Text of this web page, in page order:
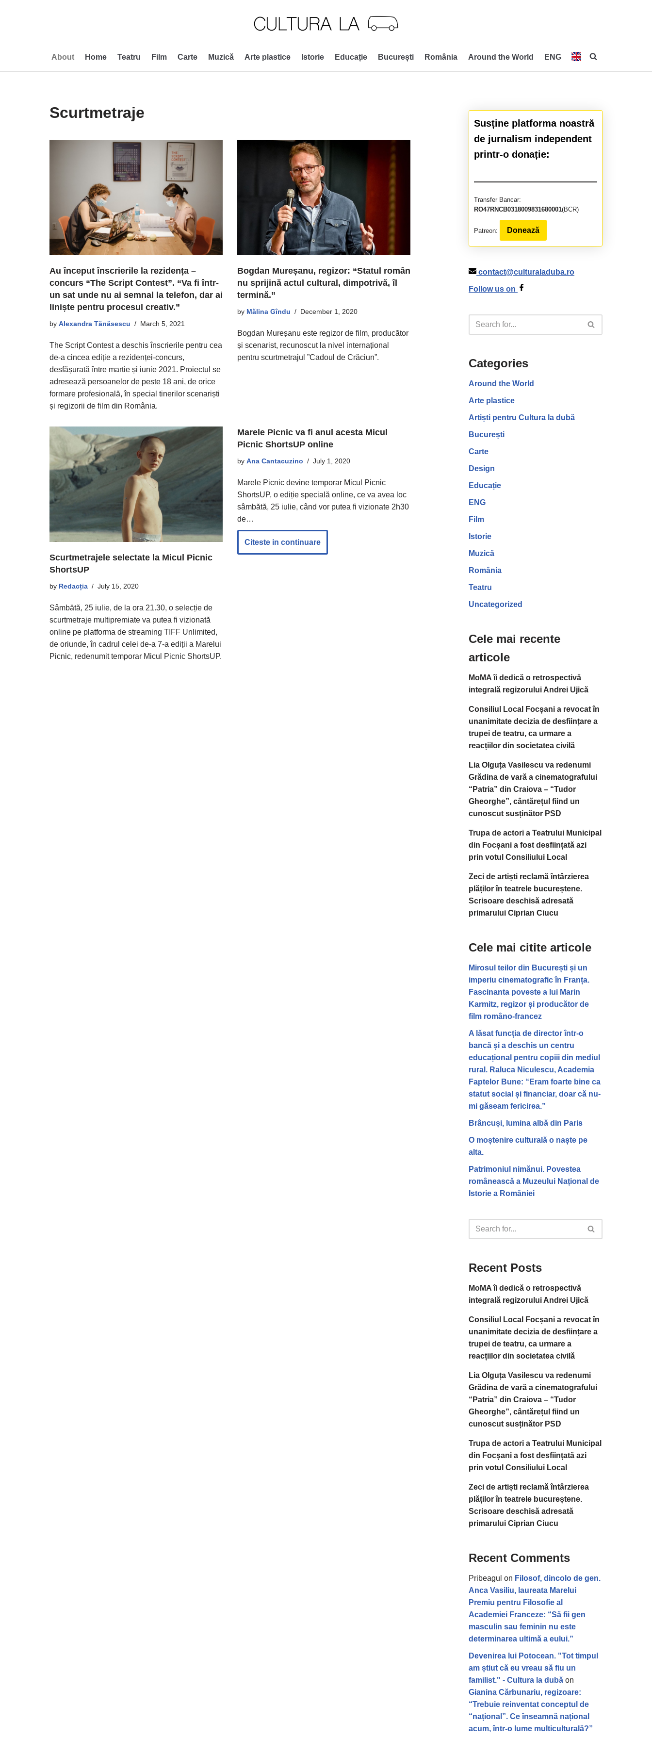
About Home Teatru Film Carte Muzică Arte plastice Istorie Educație București România Around the World ENG
Scurtmetraje
Au început înscrierile la rezidența –
concurs “The Script Contest”. “Va fi într-
un sat unde nu ai semnal la telefon, dar ai
liniște pentru procesul creativ.”
by Alexandra Tănăsescu March 5, 2021
The Script Contest a deschis înscrierile pentru cea
de-a cincea ediție a rezidenței-concurs,
desfășurată între martie și iunie 2021. Proiectul se
adresează persoanelor de peste 18 ani, de orice
formare profesională, în special tinerilor scenariști
și regizorii de film din România.
Bogdan Mureșanu, regizor: “Statul român
nu sprijină actul cultural, dimpotrivă, îl
termină.”
by Mălina Gîndu December 1, 2020
Bogdan Mureșanu este regizor de film, producător
și scenarist, recunoscut la nivel internațional
pentru scurtmetrajul ”Cadoul de Crăciun”.
Scurtmetrajele selectate la Micul Picnic
ShortsUP
by Redacția July 15, 2020
Sâmbătă, 25 iulie, de la ora 21.30, o selecție de
scurtmetraje multipremiate va putea fi vizionată
online pe platforma de streaming TIFF Unlimited,
de oriunde, în cadrul celei de-a 7-a ediții a Marelui
Picnic, redenumit temporar Micul Picnic ShortsUP.
Marele Picnic va fi anul acesta Micul
Picnic ShortsUP online
by Ana Cantacuzino July 1, 2020
Marele Picnic devine temporar Micul Picnic
ShortsUP, o ediție specială online, ce va avea loc
sâmbătă, 25 iulie, când vor putea fi vizionate 2h30
de…
Citeste in continuare
Susține platforma noastră
de jurnalism independent
printr-o donație:
Transfer Bancar:
RO47RNCB0318009831680001(BCR)
Patreon: Donează
contact@culturaladuba.ro
Follow us on
Categories
Around the World
Arte plastice
Artiști pentru Cultura la dubă
București
Carte
Design
Educație
ENG
Film
Istorie
Muzică
România
Teatru
Uncategorized
Cele mai recente
articole
MoMA îi dedică o retrospectivă
integrală regizorului Andrei Ujică
Consiliul Local Focșani a revocat în
unanimitate decizia de desființare a
trupei de teatru, ca urmare a
reacțiilor din societatea civilă
Lia Olguța Vasilescu va redenumi
Grădina de vară a cinematografului
“Patria” din Craiova – “Tudor
Gheorghe”, cântărețul fiind un
cunoscut susținător PSD
Trupa de actori a Teatrului Municipal
din Focșani a fost desființată azi
prin votul Consiliului Local
Zeci de artiști reclamă întârzierea
plăților în teatrele bucureștene.
Scrisoare deschisă adresată
primarului Ciprian Ciucu
Cele mai citite articole
Mirosul teilor din București și un
imperiu cinematografic în Franța.
Fascinanta poveste a lui Marin
Karmitz, regizor și producător de
film româno-francez
A lăsat funcția de director într-o
bancă și a deschis un centru
educațional pentru copiii din mediul
rural. Raluca Niculescu, Academia
Faptelor Bune: “Eram foarte bine ca
statut social și financiar, doar că nu-
mi găseam fericirea.”
Brâncuși, lumina albă din Paris
O moștenire culturală o naște pe
alta.
Patrimoniul nimănui. Povestea
românească a Muzeului Național de
Istorie a României
Recent Posts
MoMA îi dedică o retrospectivă
integrală regizorului Andrei Ujică
Consiliul Local Focșani a revocat în
unanimitate decizia de desființare a
trupei de teatru, ca urmare a
reacțiilor din societatea civilă
Lia Olguța Vasilescu va redenumi
Grădina de vară a cinematografului
“Patria” din Craiova – “Tudor
Gheorghe”, cântărețul fiind un
cunoscut susținător PSD
Trupa de actori a Teatrului Municipal
din Focșani a fost desființată azi
prin votul Consiliului Local
Zeci de artiști reclamă întârzierea
plăților în teatrele bucureștene.
Scrisoare deschisă adresată
primarului Ciprian Ciucu
Recent Comments
Pribeagul on Filosof, dincolo de gen.
Anca Vasiliu, laureata Marelui
Premiu pentru Filosofie al
Academiei Franceze: “Să fii gen
masculin sau feminin nu este
determinarea ultimă a eului.”
Devenirea lui Potocean. "Tot timpul
am știut că eu vreau să fiu un
familist." - Cultura la dubă on
Gianina Cărbunariu, regizoare:
“Trebuie reinventat conceptul de
“național”. Ce înseamnă național
acum, într-o lume multiculturală?”